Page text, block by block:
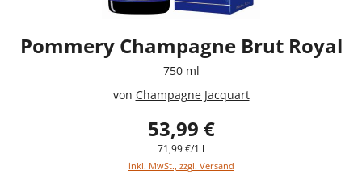
Pommery Champagne Brut Royal
750 ml
von Champagne Jacquart
53,99 €
71,99 €/1 l
inkl. MwSt., zzgl. Versand